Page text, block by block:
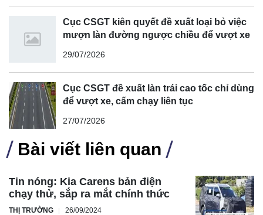
Cục CSGT kiên quyết đề xuất loại bỏ việc
mượn làn đường ngược chiều để vượt xe
29/07/2026
Cục CSGT đề xuất làn trái cao tốc chỉ dùng
để vượt xe, cấm chạy liên tục
27/07/2026
Bài viết liên quan
Tin nóng: Kia Carens bản điện
chạy thử, sắp ra mắt chính thức
THỊ TRƯỜNG 26/09/2024